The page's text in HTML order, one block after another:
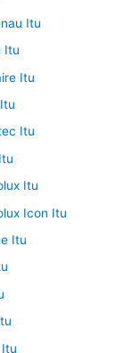
Itu
Itu
Itu
Itu
Itu
Icon Itu
Itu